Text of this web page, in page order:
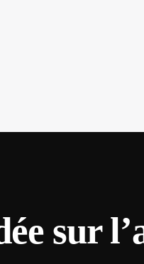
sur